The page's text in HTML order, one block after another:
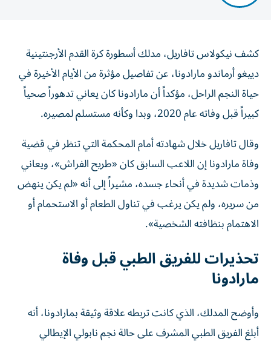
كشف نيكولاس تافاريل، مدلك أسطورة كرة القدم الأرجنتينية
دييغو أرماندو مارادونا، عن تفاصيل مؤثرة من الأيام الأخيرة في
حياة النجم الراحل، مؤكداً أن مارادونا كان يعاني تدهوراً صحياً
كبيراً قبل وفاته عام 2020، وبدا وكأنه مستسلم لمصيره.
وقال تافاريل خلال شهادته أمام المحكمة التي تنظر في قضية
وفاة مارادونا إن اللاعب السابق كان «طريح الفراش»، ويعاني
وذمات شديدة في أنحاء جسده، مشيراً إلى أنه «لم يكن ينهض
من سريره، ولم يكن يرغب في تناول الطعام أو الاستحمام أو
الاهتمام بنظافته الشخصية».
تحذيرات للفريق الطبي قبل وفاة
مارادونا
وأوضح المدلك، الذي كانت تربطه علاقة وثيقة بمارادونا، أنه
أبلغ الفريق الطبي المشرف على حالة نجم نابولي الإيطالي
السابق بضرورة زيادة المتابعة والوجود إلى جانبه بشكل يومي.